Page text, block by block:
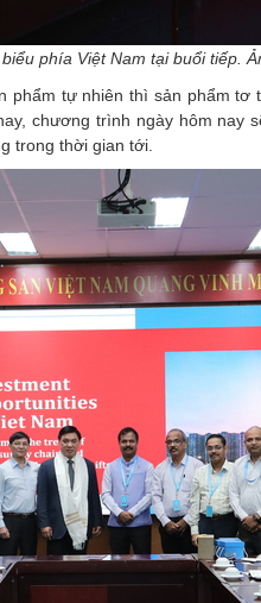
phía Việt Nam tại buổi tiếp.
phẩm tự nhiên thì sản phẩm
chương trình ngày hôm nay
trong thời gian tới.